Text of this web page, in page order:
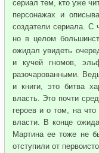
сериал тем, кто уже
персонажах и
создатели сериала. С
но в целом
ожидал увидеть
и кучей гномов,
разочарованными.
и книги, это битва
власть. Это почти
героев и о том, на
власти. В конце
Мартина ее тоже не
отступили от